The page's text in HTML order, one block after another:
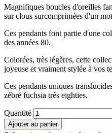
Magnifiques boucles d'oreilles
sur clous surcomprimées d'un
Ces pendants font partie d'une
des années 80.
Colorées, très légères, cette
joyeuse et vraiment stylée à vos
Ces pendants uniques
zébré fuchsia très eighties.
Quantité
Ajouter au panier